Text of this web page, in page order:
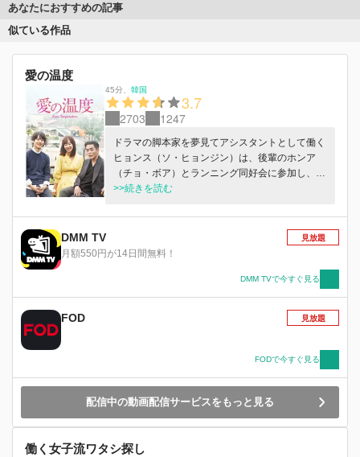
あなたにおすすめの記事
似ている作品
愛の温度
45分 韓国
3.7
2703 1247
ドラマの脚本家を夢見てアシスタントとして働く
ヒョンス（ソ・ヒョンジン）は、後輩のホンア
（チョ・ボア）とランニング同好会に参加し、フ
レンチシェフを目指すジョンソン（ヤン・セジョ
ョンスに告白。6歳年下の男性に甘く見られた！
と思うヒョンスだが、しだいに2人の距離は近づ
いていく。そんな中、ヒョンスはジョンウ（キ
ジョンソンも尊敬しているシェフから声をかけら
れフランスへ行くことになるが、すれ違いが元で
フランス行きをヒョンスに伝えられず2人はその
まま離れてしまう・・・。そして5年後ーー。
>>続きを読む
DMM TV
月額550円が14日間無料！
見放題
DMM TVで今すぐ見る
FOD 見放題
FODで今すぐ見る
配信中の動画配信サービスをもっと見る
働く女子流ワタシ探し